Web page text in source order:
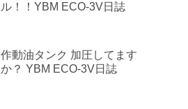
ル！！YBM ECO-3V日誌
作動油タンク 加圧してます
か？ YBM ECO-3V日誌